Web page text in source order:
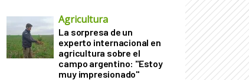
Agricultura
La sorpresa de un
experto internacional en
agricultura sobre el
campo argentino: "Estoy
muy impresionado"